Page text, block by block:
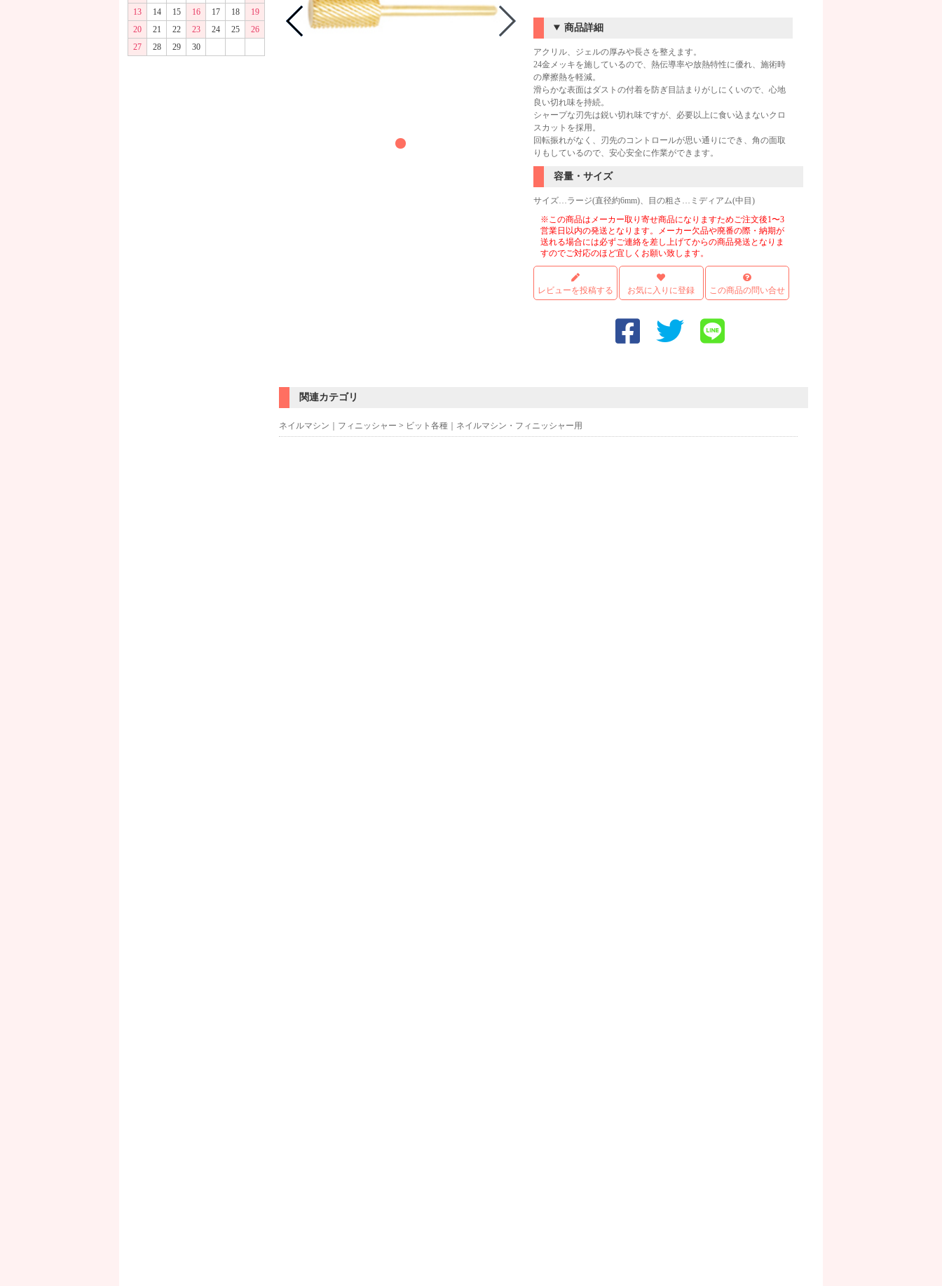
13
14 15 16 17 18
19
20
21 22 23 24 25
26
27
28 29 30
商品詳細
アクリル、ジェルの厚みや長さを整えます。
24金メッキを施しているので、熱伝導率や放熱特性に優れ、施術時
の摩擦熱を軽減。
滑らかな表面はダストの付着を防ぎ目詰まりがしにくいので、心地
良い切れ味を持続。
シャープな刃先は鋭い切れ味ですが、必要以上に食い込まないクロ
スカットを採用。
回転振れがなく、刃先のコントロールが思い通りにでき、角の面取
りもしているので、安心安全に作業ができます。
容量・サイズ
サイズ…ラージ(直径約6mm)、目の粗さ…ミディアム(中目)
※この商品はメーカー取り寄せ商品になりますためご注文後1〜3
営業日以内の発送となります。メーカー欠品や廃番の際・納期が
送れる場合には必ずご連絡を差し上げてからの商品発送となりま
すのでご対応のほど宜しくお願い致します。
レビューを投稿する お気に入りに登録 この商品の問い合せ
関連カテゴリ
ネイルマシン｜フィニッシャー > ビット各種｜ネイルマシン・フィニッシャー用